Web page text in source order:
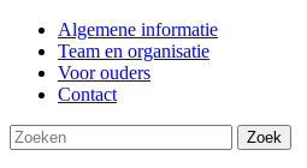
Algemene informatie
Team en organisatie
Voor ouders
Contact
Zoek